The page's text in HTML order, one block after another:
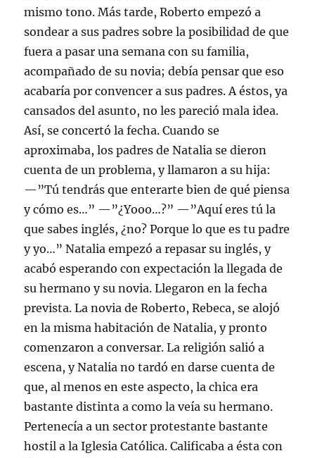
mismo tono. Más tarde, Roberto empezó a
sondear a sus padres sobre la posibilidad de que
fuera a pasar una semana con su familia,
acompañado de su novia; debía pensar que eso
acabaría por convencer a sus padres. A éstos, ya
cansados del asunto, no les pareció mala idea.
Así, se concertó la fecha. Cuando se
aproximaba, los padres de Natalia se dieron
cuenta de un problema, y llamaron a su hija:
—”Tú tendrás que enterarte bien de qué piensa
y cómo es…” —”¿Yooo…?” —”Aquí eres tú la
que sabes inglés, ¿no? Porque lo que es tu padre
y yo…” Natalia empezó a repasar su inglés, y
acabó esperando con expectación la llegada de
su hermano y su novia. Llegaron en la fecha
prevista. La novia de Roberto, Rebeca, se alojó
en la misma habitación de Natalia, y pronto
comenzaron a conversar. La religión salió a
escena, y Natalia no tardó en darse cuenta de
que, al menos en este aspecto, la chica era
bastante distinta a como la veía su hermano.
Pertenecía a un sector protestante bastante
hostil a la Iglesia Católica. Calificaba a ésta con